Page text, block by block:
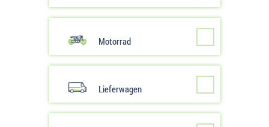
Motorrad
Lieferwagen